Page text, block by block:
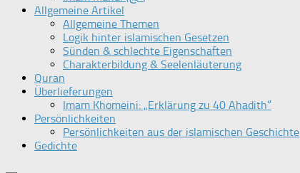
Allgemeine Artikel
Allgemeine Themen
Logik hinter islamischen Gesetzen
Sünden & schlechte Eigenschaften
Charakterbildung & Seelenläuterung
Quran
Überlieferungen
Imam Khomeini: „Erklärung zu 40 Ahadith“
Persönlichkeiten
Persönlichkeiten aus der islamischen Geschichte
Gedichte